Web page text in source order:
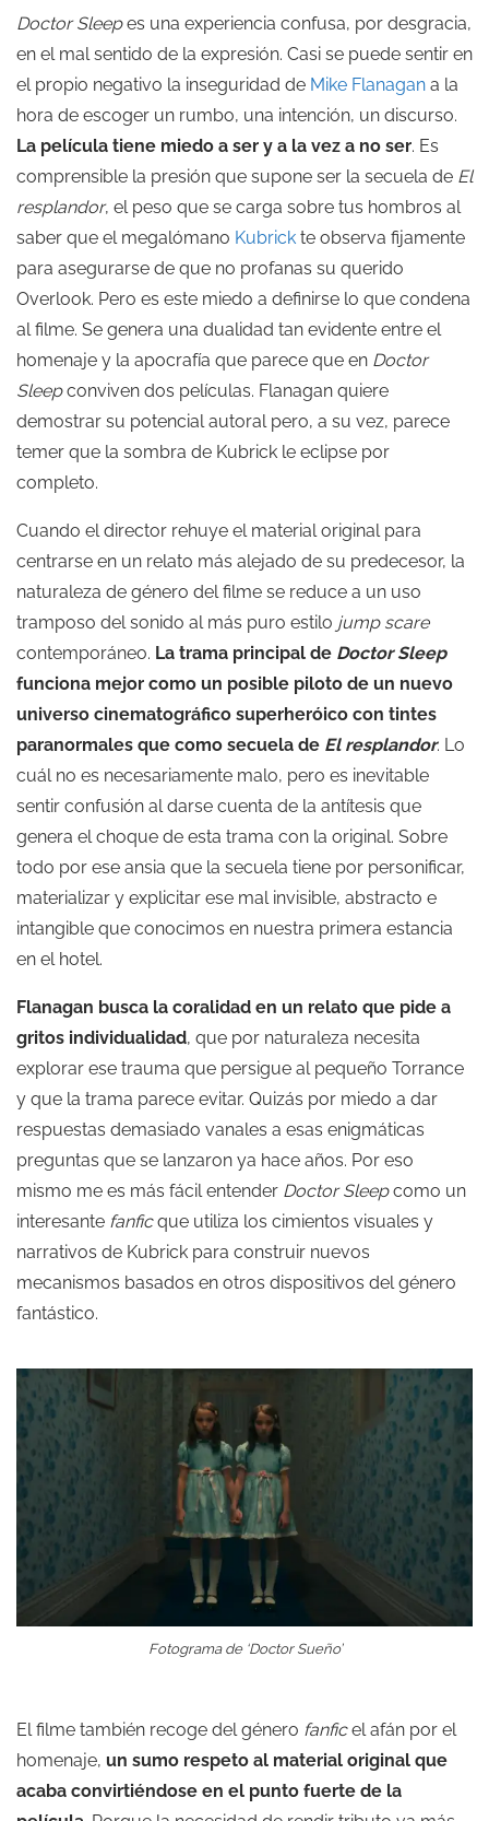
Doctor Sleepes una experiencia confusa, por desgracia,
en el mal sentido de la expresión. Casi se puede sentir en
el propio negativo la inseguridad de Mike Flanagan a la
hora de escoger un rumbo, una intención, un discurso.
La película tiene miedo a ser y a la vez a no ser. Es
comprensible la presión que supone ser la secuela de El
resplandor, el peso que se carga sobre tus hombros al
saber que el megalómano Kubrick te observa fijamente
para asegurarse de que no profanas su querido
Overlook. Pero es este miedo a definirse lo que condena
al filme. Se genera una dualidad tan evidente entre el
homenaje y la apocrafía que parece que en Doctor
Sleepconviven dos películas. Flanagan quiere
demostrar su potencial autoral pero, a su vez, parece
temer que la sombra de Kubrick le eclipse por
completo.
Cuando el director rehuye el material original para
centrarse en un relato más alejado de su predecesor, la
naturaleza de género del filme se reduce a un uso
tramposo del sonido al más puro estilo jump scare
contemporáneo. La trama principal de Doctor Sleep
funciona mejor como un posible piloto de un nuevo
universo cinematográfico superheróico con tintes
paranormales que como secuela de El resplandor. Lo
cuál no es necesariamente malo, pero es inevitable
sentir confusión al darse cuenta de la antítesis que
genera el choque de esta trama con la original. Sobre
todo por ese ansia que la secuela tiene por personificar,
materializar y explicitar ese mal invisible, abstracto e
intangible que conocimos en nuestra primera estancia
en el hotel.
Flanagan busca la coralidad en un relato que pide a
gritos individualidad, que por naturaleza necesita
explorar ese trauma que persigue al pequeño Torrance
y que la trama parece evitar. Quizás por miedo a dar
respuestas demasiado vanales a esas enigmáticas
preguntas que se lanzaron ya hace años. Por eso
mismo me es más fácil entender Doctor Sleepcomo un
interesante fanficque utiliza los cimientos visuales y
narrativos de Kubrick para construir nuevos
mecanismos basados en otros dispositivos del género
fantástico.
Fotograma de ‘Doctor Sueño’
El filme también recoge del género fanficel afán por el
homenaje, un sumo respeto al material original que
acaba convirtiéndose en el punto fuerte de la